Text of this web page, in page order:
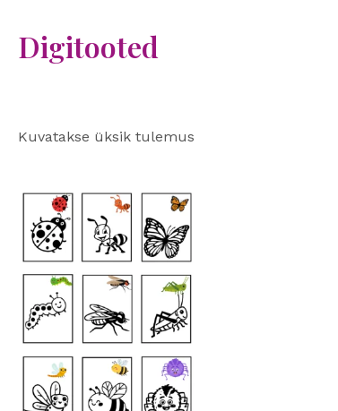
Digitooted
Kuvatakse üksik tulemus